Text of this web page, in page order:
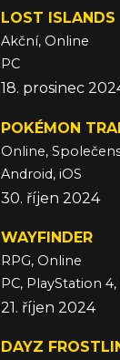
LOST ISLANDS
Akční, Online
PC
18. prosinec
POKÉMON
Online,
Android, iOS
30. říjen 2024
WAYFINDER
RPG, Online
PC, PlayStation
21. říjen 2024
DAYZ